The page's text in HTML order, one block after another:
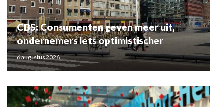
CBS: Consumenten geven meer uit,
ondernemers iets optimistischer
6 augustus 2026